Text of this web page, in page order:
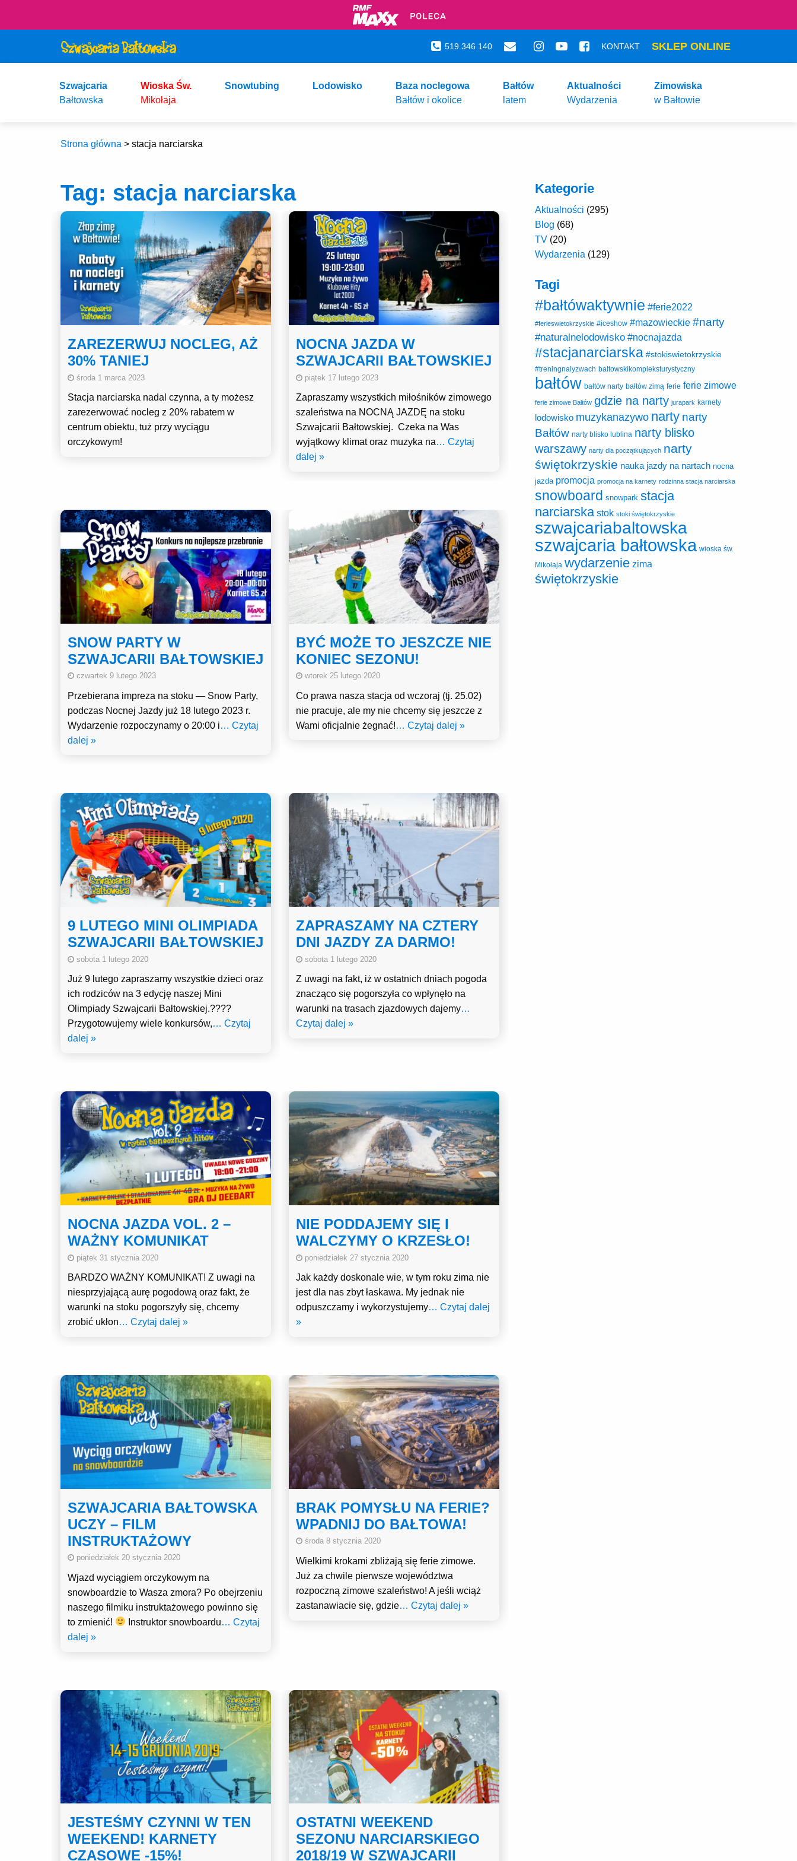
SKLEP ONLINE
KONTAKT
519 346 140
Szwajcaria
Bałtowska
Wioska Św.
Mikołaja
Snowtubing Lodowisko
Baza noclegowa
Bałtów i okolice
Bałtów
latem
Aktualności
Wydarzenia
Zimowiska
w Bałtowie
Strona główna > stacja narciarska
Tag: stacja narciarska
ZAREZERWUJ NOCLEG, AŻ
30% TANIEJ
środa 1 marca 2023
Stacja narciarska nadal czynna, a ty możesz
zarezerwować nocleg z 20% rabatem w
centrum obiektu, tuż przy wyciągu
orczykowym!
NOCNA JAZDA W
SZWAJCARII BAŁTOWSKIEJ
piątek 17 lutego 2023
Zapraszamy wszystkich miłośników zimowego
szaleństwa na NOCNĄ JAZDĘ na stoku
Szwajcarii Bałtowskiej. Czeka na Was
wyjątkowy klimat oraz muzyka na… Czytaj
dalej »
SNOW PARTY W
SZWAJCARII BAŁTOWSKIEJ
czwartek 9 lutego 2023
Przebierana impreza na stoku — Snow Party,
podczas Nocnej Jazdy już 18 lutego 2023 r.
Wydarzenie rozpoczynamy o 20:00 i… Czytaj
dalej »
BYĆ MOŻE TO JESZCZE NIE
KONIEC SEZONU!
wtorek 25 lutego 2020
Co prawa nasza stacja od wczoraj (tj. 25.02)
nie pracuje, ale my nie chcemy się jeszcze z
Wami oficjalnie żegnać!… Czytaj dalej »
9 LUTEGO MINI OLIMPIADA
SZWAJCARII BAŁTOWSKIEJ
sobota 1 lutego 2020
Już 9 lutego zapraszamy wszystkie dzieci oraz
ich rodziców na 3 edycję naszej Mini
Olimpiady Szwajcarii Bałtowskiej.????
Przygotowujemy wiele konkursów,… Czytaj
dalej »
ZAPRASZAMY NA CZTERY
DNI JAZDY ZA DARMO!
sobota 1 lutego 2020
Z uwagi na fakt, iż w ostatnich dniach pogoda
znacząco się pogorszyła co wpłynęło na
warunki na trasach zjazdowych dajemy…
Czytaj dalej »
NOCNA JAZDA VOL. 2 –
WAŻNY KOMUNIKAT
piątek 31 stycznia 2020
BARDZO WAŻNY KOMUNIKAT! Z uwagi na
niesprzyjającą aurę pogodową oraz fakt, że
warunki na stoku pogorszyły się, chcemy
zrobić ukłon… Czytaj dalej »
NIE PODDAJEMY SIĘ I
WALCZYMY O KRZESŁO!
poniedziałek 27 stycznia 2020
Jak każdy doskonale wie, w tym roku zima nie
jest dla nas zbyt łaskawa. My jednak nie
odpuszczamy i wykorzystujemy… Czytaj dalej
»
SZWAJCARIA BAŁTOWSKA
UCZY – FILM
INSTRUKTAŻOWY
poniedziałek 20 stycznia 2020
Wjazd wyciągiem orczykowym na
snowboardzie to Wasza zmora? Po obejrzeniu
naszego filmiku instruktażowego powinno się
to zmienić!
Instruktor snowboardu… Czytaj
dalej »
BRAK POMYSŁU NA FERIE?
WPADNIJ DO BAŁTOWA!
środa 8 stycznia 2020
Wielkimi krokami zbliżają się ferie zimowe.
Już za chwile pierwsze województwa
rozpoczną zimowe szaleństwo! A jeśli wciąż
zastanawiacie się, gdzie… Czytaj dalej »
JESTEŚMY CZYNNI W TEN
WEEKEND! KARNETY
CZASOWE -15%!
OSTATNI WEEKEND
SEZONU NARCIARSKIEGO
2018/19 W SZWAJCARII
Kategorie
Aktualności (295)
Blog (68)
TV(20)
Wydarzenia (129)
Tagi
#bałtówaktywnie #ferie2022
#ferieswietokrzyskie #iceshow #mazowieckie #narty
#naturalnelodowisko #nocnajazda
#stacjanarciarska #stokiswietokrzyskie
#treningnalyzwach baltowskikompleksturystyczny
bałtów bałtów narty bałtów zimą ferie ferie zimowe
ferie zimowe Bałtów gdzie na narty jurapark karnety
lodowisko muzykanazywo narty narty
Bałtów narty blisko lublina narty blisko
warszawy narty dla początkujących narty
świętokrzyskie nauka jazdy na nartach nocna
jazda promocja promocja na karnety rodzinna stacja narciarska
snowboard snowpark stacja
narciarska stok stoki świętokrzyskie
szwajcariabaltowska
szwajcaria bałtowska wioska św.
Mikołaja wydarzenie zima
świętokrzyskie